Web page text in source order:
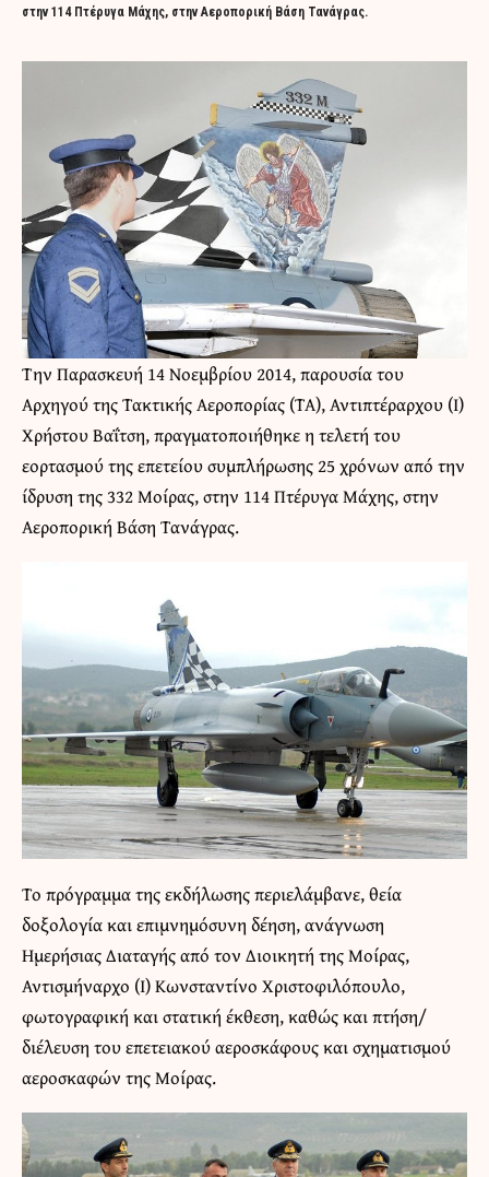
στην 114 Πτέρυγα Μάχης, στην Αεροπορική Βάση Τανάγρας.
Την Παρασκευή 14 Νοεμβρίου 2014, παρουσία του
Αρχηγού της Τακτικής Αεροπορίας (ΤΑ), Αντιπτέραρχου (Ι)
Χρήστου Βαΐτση, πραγματοποιήθηκε η τελετή του
εορτασμού της επετείου συμπλήρωσης 25 χρόνων από την
ίδρυση της 332 Μοίρας, στην 114 Πτέρυγα Μάχης, στην
Αεροπορική Βάση Τανάγρας.
Το πρόγραμμα της εκδήλωσης περιελάμβανε, θεία
δοξολογία και επιμνημόσυνη δέηση, ανάγνωση
Ημερήσιας Διαταγής από τον Διοικητή της Μοίρας,
Αντισμήναρχο (Ι) Κωνσταντίνο Χριστοφιλόπουλο,
φωτογραφική και στατική έκθεση, καθώς και πτήση/
διέλευση του επετειακού αεροσκάφους και σχηματισμού
αεροσκαφών της Μοίρας.